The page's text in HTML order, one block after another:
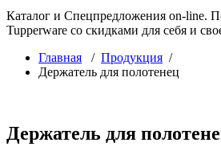
Каталог и Спецпредложения on-line.
Tupperware со скидками для себя и
Главная / Продукция /
Держатель для полотенец
Держатель для